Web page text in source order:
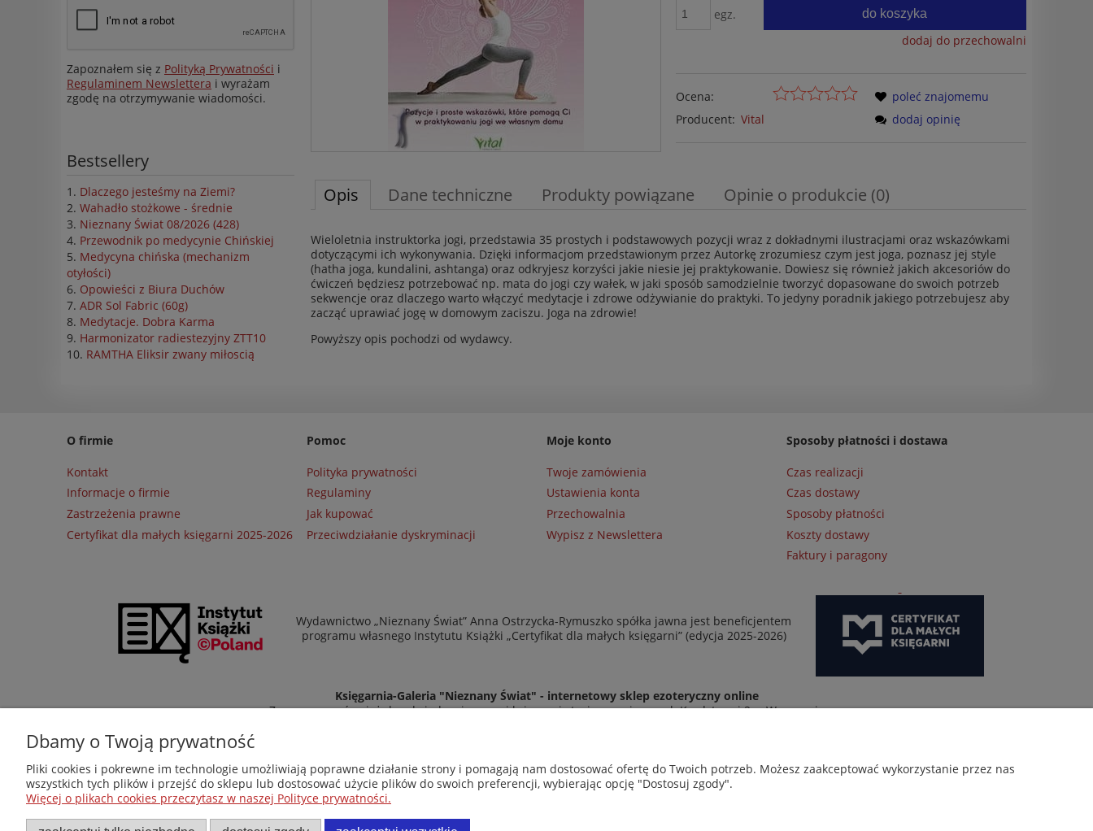
Zapoznałem się z Polityką Prywatności i
Regulaminem Newslettera i wyrażam
zgodę na otrzymywanie wiadomości.
Bestsellery
Dlaczego jesteśmy na Ziemi?
Wahadło stożkowe - średnie
Nieznany Świat 08/2026 (428)
Przewodnik po medycynie Chińskiej
Medycyna chińska (mechanizm
otyłości)
Opowieści z Biura Duchów
ADR Sol Fabric (60g)
Medytacje. Dobra Karma
Harmonizator radiestezyjny ZTT10
RAMTHA Eliksir zwany miłoscią
egz. do koszyka
dodaj do przechowalni
Ocena:
Producent: Vital
poleć znajomemu
dodaj opinię
Opis Dane techniczne Produkty powiązane Opinie o produkcie (0)
Wieloletnia instruktorka jogi, przedstawia 35 prostych i podstawowych pozycji wraz z dokładnymi ilustracjami oraz wskazówkami
dotyczącymi ich wykonywania. Dzięki informacjom przedstawionym przez Autorkę zrozumiesz czym jest joga, poznasz jej style
(hatha joga, kundalini, ashtanga) oraz odkryjesz korzyści jakie niesie jej praktykowanie. Dowiesz się również jakich akcesoriów do
ćwiczeń będziesz potrzebować np. mata do jogi czy wałek, w jaki sposób samodzielnie tworzyć dopasowane do swoich potrzeb
sekwencje oraz dlaczego warto włączyć medytacje i zdrowe odżywianie do praktyki. To jedyny poradnik jakiego potrzebujesz aby
zacząć uprawiać jogę w domowym zaciszu. Joga na zdrowie!
Powyższy opis pochodzi od wydawcy.
O firmie
Kontakt
Informacje o firmie
Zastrzeżenia prawne
Certyfikat dla małych księgarni 2025-2026
Pomoc
Polityka prywatności
Regulaminy
Jak kupować
Przeciwdziałanie dyskryminacji
Moje konto
Twoje zamówienia
Ustawienia konta
Przechowalnia
Wypisz z Newslettera
Sposoby płatności i dostawa
Czas realizacji
Czas dostawy
Sposoby płatności
Koszty dostawy
Faktury i paragony
Wydawnictwo „Nieznany Świat” Anna Ostrzycka-Rymuszko spółka jawna jest beneficjentem
programu własnego Instytutu Książki „Certyfikat dla małych księgarni” (edycja 2025-2026)
Księgarnia-Galeria "Nieznany Świat" - internetowy sklep ezoteryczny online
Zapraszamy również do odwiedzenia naszej księgarni stacjonarnej przy ul. Kredytowej 2 w Warszawie
Dbamy o Twoją prywatność
Pliki cookies i pokrewne im technologie umożliwiają poprawne działanie strony i pomagają nam dostosować ofertę do Twoich potrzeb. Możesz zaakceptować wykorzystanie przez nas
wszystkich tych plików i przejść do sklepu lub dostosować użycie plików do swoich preferencji, wybierając opcję "Dostosuj zgody".
Więcej o plikach cookies przeczytasz w naszej Polityce prywatności.